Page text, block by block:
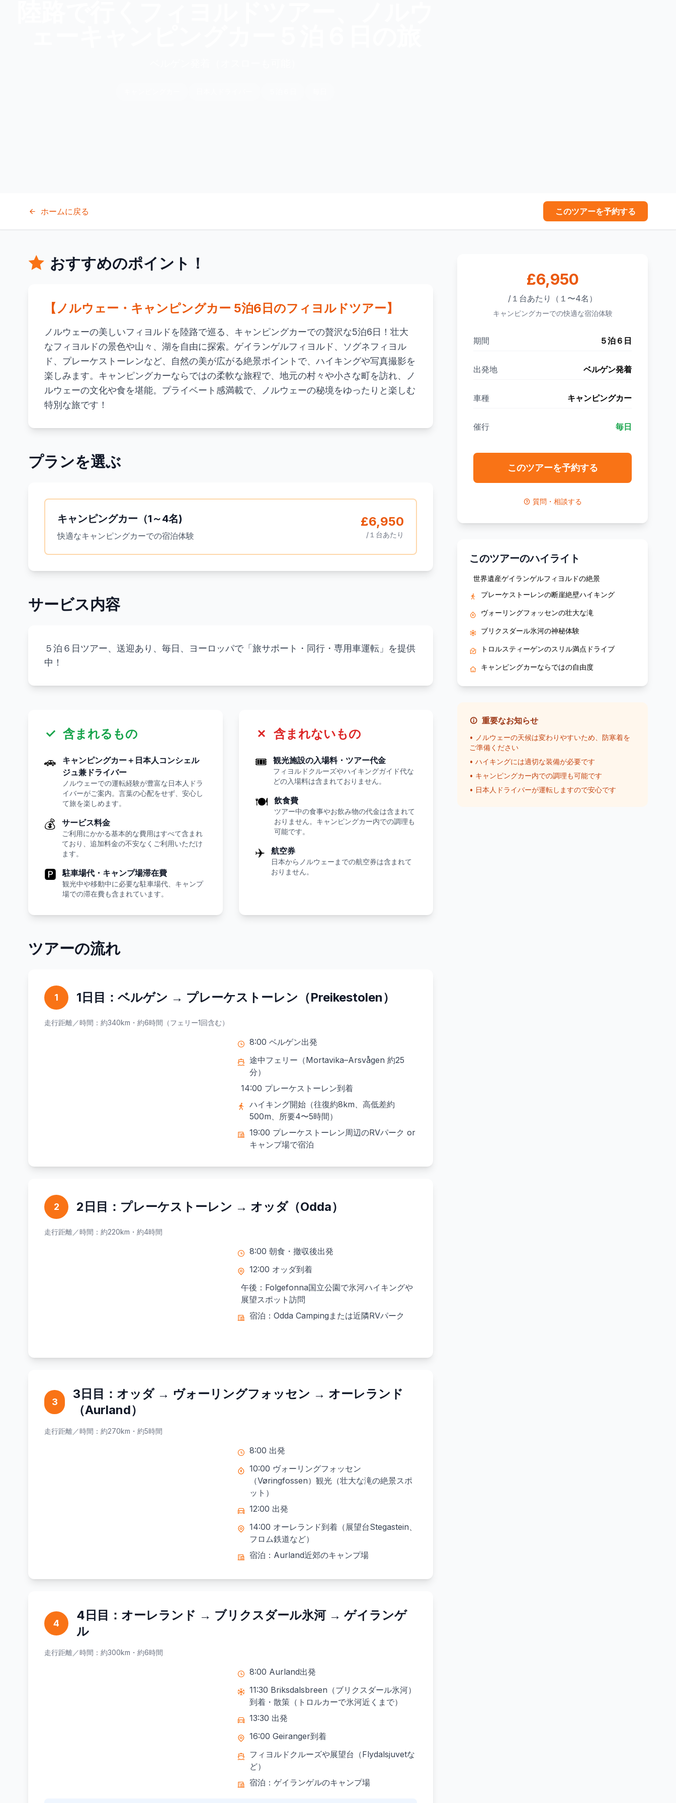
ホームに戻る このツアーを予約する
おすすめのポイント！
【ノルウェー・キャンピングカー 5泊6日のフィヨルドツアー】
ノルウェーの美しいフィヨルドを陸路で巡る、キャンピングカーでの贅沢な5泊6日！壮大
なフィヨルドの景色や山々、湖を自由に探索。ゲイランゲルフィヨルド、ソグネフィヨル
ド、プレーケストーレンなど、自然の美が広がる絶景ポイントで、ハイキングや写真撮影を
楽しみます。キャンピングカーならではの柔軟な旅程で、地元の村々や小さな町を訪れ、ノ
ルウェーの文化や食を堪能。プライベート感満載で、ノルウェーの秘境をゆったりと楽しむ
特別な旅です！
プランを選ぶ
キャンピングカー（1～4名)
快適なキャンピングカーでの宿泊体験
£6,950
/１台あたり
サービス内容
５泊６日ツアー、送迎あり、毎日、ヨーロッパで「旅サポート・同行・専用車運転」を提供
中！
含まれるもの
🚗
キャンピングカー＋日本人コンシェル
ジュ兼ドライバー
ノルウェーでの運転経験が豊富な日本人ドラ
イバーがご案内。言葉の心配をせず、安心し
て旅を楽しめます。
💰 サービス料金
ご利用にかかる基本的な費用はすべて含まれ
ており、追加料金の不安なくご利用いただけ
ます。
🅿 駐車場代・キャンプ場滞在費
観光中や移動中に必要な駐車場代、キャンプ
場での滞在費も含まれています。
含まれないもの
🎟
観光施設の入場料・ツアー代金
フィヨルドクルーズやハイキングガイド代な
どの入場料は含まれておりません。
🍽 飲食費
ツアー中の食事やお飲み物の代金は含まれて
おりません。キャンピングカー内での調理も
可能です。
✈️ 航空券
日本からノルウェーまでの航空券は含まれて
おりません。
ツアーの流れ
1 1日目：ベルゲン → プレーケストーレン（Preikestolen）
走行距離／時間：約340km・約6時間（フェリー1回含む）
8:00 ベルゲン出発
途中フェリー（Mortavika–Arsvågen 約25
分）
14:00 プレーケストーレン到着
ハイキング開始（往復約8km、高低差約
500m、所要4〜5時間）
19:00 プレーケストーレン周辺のRVパーク or
キャンプ場で宿泊
2 2日目：プレーケストーレン → オッダ（Odda）
走行距離／時間：約220km・約4時間
8:00 朝食・撤収後出発
12:00 オッダ到着
午後：Folgefonna国立公園で氷河ハイキングや
展望スポット訪問
宿泊：Odda Campingまたは近隣RVパーク
3
3日目：オッダ → ヴォーリングフォッセン → オーレランド
（Aurland）
走行距離／時間：約270km・約5時間
8:00 出発
10:00 ヴォーリングフォッセン
（Vøringfossen）観光（壮大な滝の絶景スポ
ット）
12:00 出発
14:00 オーレランド到着（展望台Stegastein、
フロム鉄道など）
宿泊：Aurland近郊のキャンプ場
4
4日目：オーレランド → ブリクスダール氷河 → ゲイランゲ
ル
走行距離／時間：約300km・約6時間
8:00 Aurland出発
11:30 Briksdalsbreen（ブリクスダール氷河）
到着・散策（トロルカーで氷河近くまで）
13:30 出発
16:00 Geiranger到着
フィヨルドクルーズや展望台（Flydalsjuvetな
ど）
宿泊：ゲイランゲルのキャンプ場
£6,950
/１台あたり（１〜4名）
キャンピングカーでの快適な宿泊体験
期間 ５泊６日
出発地 ベルゲン発着
車種 キャンピングカー
催行 毎日
このツアーを予約する
質問・相談する
このツアーのハイライト
世界遺産ゲイランゲルフィヨルドの絶景
プレーケストーレンの断崖絶壁ハイキング
ヴォーリングフォッセンの壮大な滝
ブリクスダール氷河の神秘体験
トロルスティーゲンのスリル満点ドライブ
キャンピングカーならではの自由度
重要なお知らせ
• ノルウェーの天候は変わりやすいため、防寒着を
ご準備ください
• ハイキングには適切な装備が必要です
• キャンピングカー内での調理も可能です
• 日本人ドライバーが運転しますので安心です